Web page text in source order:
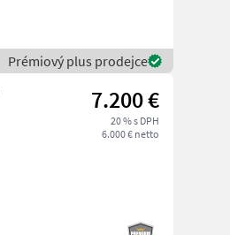
Prémiový plus prodejce
7.200 €
20 % s DPH
6.000 € netto